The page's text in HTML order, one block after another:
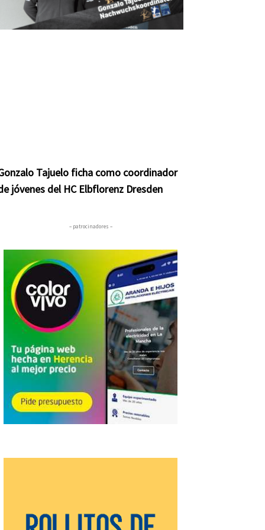
Tajuelo ficha como coordinador
jóvenes del HC Elbflorenz Dresden
– patrocinadores –